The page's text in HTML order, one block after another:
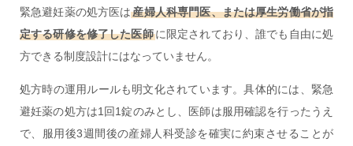
緊急避妊薬の処方医は産婦人科専門医、または厚生労働省が指
定する研修を修了した医師に限定されており、誰でも自由に処
方できる制度設計にはなっていません。
処方時の運用ルールも明文化されています。具体的には、緊急
避妊薬の処方は1回1錠のみとし、医師は服用確認を行ったうえ
で、服用後3週間後の産婦人科受診を確実に約束させることが